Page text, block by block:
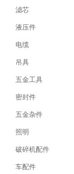
滤芯
液压件
电缆
吊具
五金工具
密封件
五金杂件
照明
破碎机配件
车配件